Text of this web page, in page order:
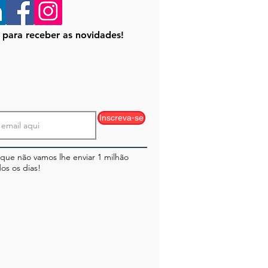
para receber as novidades!
Inscreva-se
não vamos lhe enviar 1 milhão
os dias!